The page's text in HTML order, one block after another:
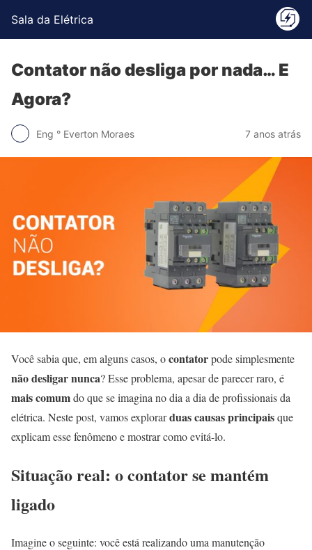
Sala da Elétrica
Contator não desliga por nada… E
Agora?
Eng ° Everton Moraes 7 anos atrás
Você sabia que, em alguns casos, ocontatorpode simplesmente
não desligar nunca? Esse problema, apesar de parecer raro, é
mais comumdo que se imagina no dia a dia de profissionais da
elétrica. Neste post, vamos explorarduas causas principaisque
explicam esse fenômeno e mostrar como evitá-lo.
Situação real: o contator se mantém
ligado
Imagine o seguinte: você está realizando uma manutenção